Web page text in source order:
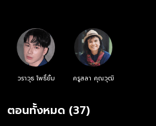
รับเงินรางวัลปุ๊บ!
วราวุธ โพธิ์ยิ้ม ครูสลา คุณวุฒิ
ตอนทั้งหมด (37)